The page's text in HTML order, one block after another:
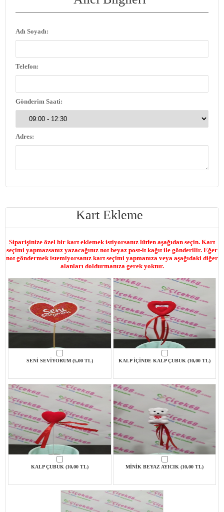
Adı Soyadı:
Telefon:
Gönderim Saati:
Adres:
Kart Ekleme
Siparişinize özel bir kart eklemek istiyorsanız lütfen aşağıdan seçin. Kart
seçimi yapmazsanız yazacağınız not beyaz post-it kağıt ile gönderilir. Eğer
not göndermek istemiyorsanız kart seçimi yapmanıza veya aşağıdaki diğer
alanları doldurmanıza gerek yoktur.
SENİ SEVİYORUM (5,00 TL) KALP İÇİNDE KALP ÇUBUK (10,00 TL)
KALP ÇUBUK (10,00 TL) MİNİK BEYAZ AYICIK (10,00 TL)